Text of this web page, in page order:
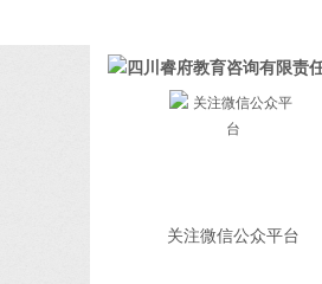
关注微信公众平台